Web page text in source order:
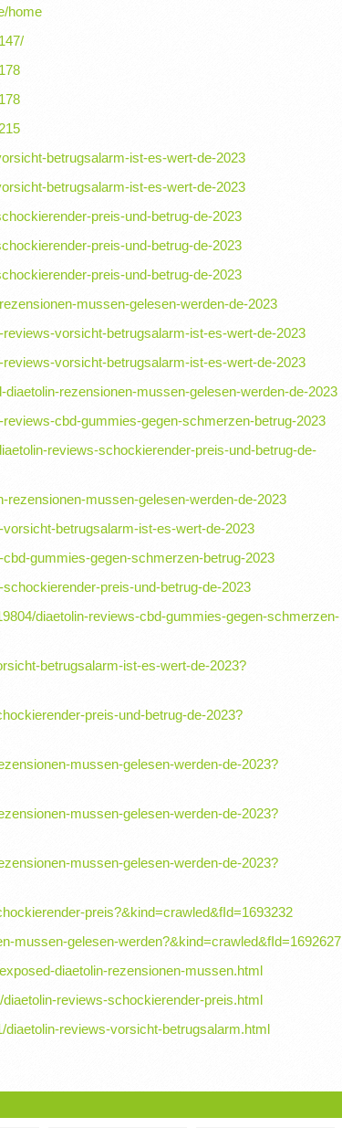
home
betrugsalarm-ist-es-wert-de-2023
betrugsalarm-ist-es-wert-de-2023
preis-und-betrug-de-2023
preis-und-betrug-de-2023
preis-und-betrug-de-2023
mussen-gelesen-werden-de-2023
vorsicht-betrugsalarm-ist-es-wert-de-2023
vorsicht-betrugsalarm-ist-es-wert-de-2023
rezensionen-mussen-gelesen-werden-de-2023
cbd-gummies-gegen-schmerzen-betrug-2023
reviews-schockierender-preis-und-betrug-de-
rezensionen-mussen-gelesen-werden-de-2023
betrugsalarm-ist-es-wert-de-2023
gummies-gegen-schmerzen-betrug-2023
preis-und-betrug-de-2023
diaetolin-reviews-cbd-gummies-gegen-schmerzen-
betrugsalarm-ist-es-wert-de-2023?
preis-und-betrug-de-2023?
mussen-gelesen-werden-de-2023?
mussen-gelesen-werden-de-2023?
mussen-gelesen-werden-de-2023?
preis?&kind=crawled&fId=1693232
mussen-gelesen-werden?&kind=crawled&fId=1692627
diaetolin-rezensionen-mussen.html
reviews-schockierender-preis.html
reviews-vorsicht-betrugsalarm.html